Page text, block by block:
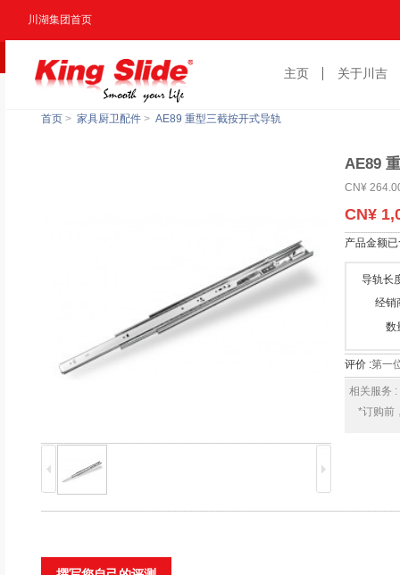
川湖集团首页
主页 关于川吉
首页 > 家具厨卫配件 > AE89 重型三截按开式导轨
AE89
CN¥
CN¥
产品金额
导轨长
经销
数
评价 :第一
相关服务 :
*订购前